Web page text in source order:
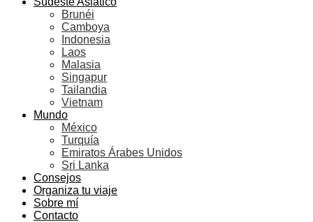
Brunéi
Camboya
Indonesia
Laos
Malasia
Singapur
Tailandia
Vietnam
Mundo
México
Turquía
Emiratos Árabes Unidos
Sri Lanka
Consejos
Organiza tu viaje
Sobre mí
Contacto